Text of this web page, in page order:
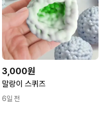
3,000원
말랑이 스퀴즈
6일 전